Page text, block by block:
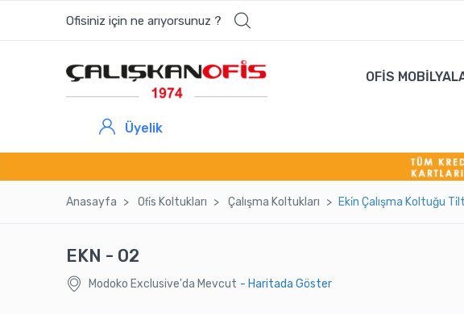
Ofisiniz için ne arıyorsunuz ?
OFİS
Üyelik
Anasayfa Ofi̇s Koltukları Çalışma Koltukları Eki̇n Çalışma Koltuğu
EKN - 02
Modoko Exclusive'da Mevcut - Haritada Göster